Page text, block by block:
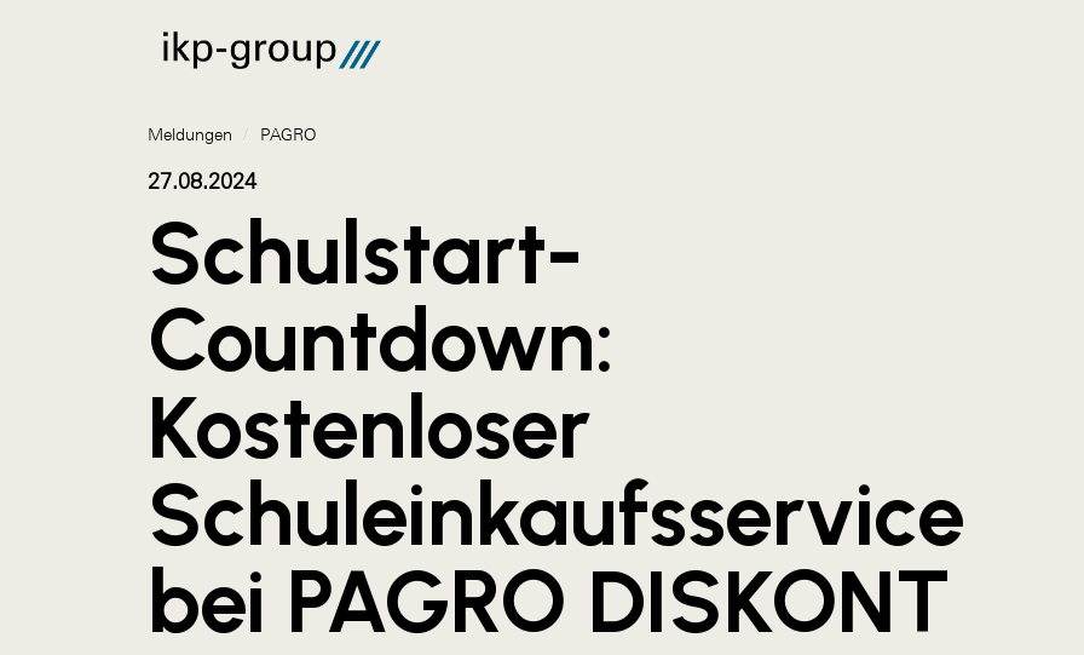
Meldungen / PAGRO
27.08.2024
Schulstart-
Countdown:
Kostenloser
Schuleinkaufsservice
bei PAGRO DISKONT